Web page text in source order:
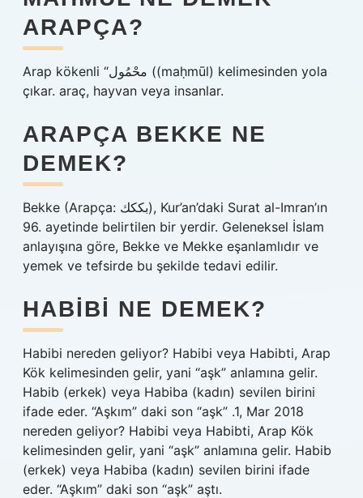
ARAPÇA?
Arap kökenli “محْمُول ((maḥmūl) kelimesinden yola
çıkar. araç, hayvan veya insanlar.
ARAPÇA BEKKE NE
DEMEK?
Bekke (Arapça: بككك), Kur’an’daki Surat al-Imran’ın
96. ayetinde belirtilen bir yerdir. Geleneksel İslam
anlayışına göre, Bekke ve Mekke eşanlamlıdır ve
yemek ve tefsirde bu şekilde tedavi edilir.
HABIBI NE DEMEK?
Habibi nereden geliyor? Habibi veya Habibti, Arap
Kök kelimesinden gelir, yani “aşk” anlamına gelir.
Habib (erkek) veya Habiba (kadın) sevilen birini
ifade eder. “Aşkım” daki son “aşk” .1, Mar 2018
nereden geliyor? Habibi veya Habibti, Arap Kök
kelimesinden gelir, yani “aşk” anlamına gelir. Habib
(erkek) veya Habiba (kadın) sevilen birini ifade
eder. “Aşkım” daki son “aşk” aştı.